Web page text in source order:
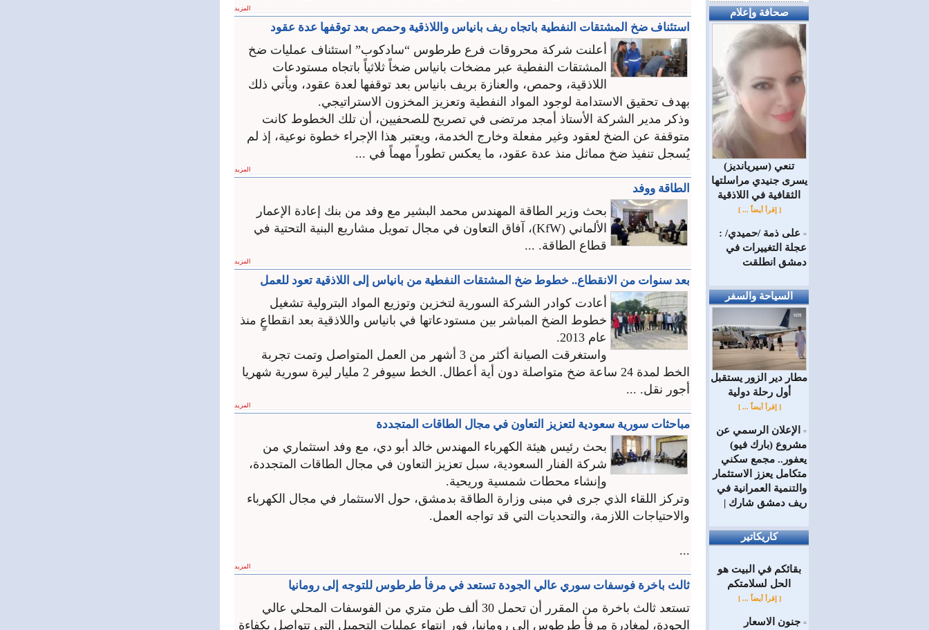
المزيد
استئناف ضخ المشتقات النفطية باتجاه ريف بانياس واللاذقية وحمص بعد توقفها عدة عقود
أعلنت شركة محروقات فرع طرطوس “سادكوب” استئناف عمليات ضخ
المشتقات النفطية عبر مضخات بانياس ضخاً ثلاثياً باتجاه مستودعات
اللاذقية، وحمص، والعنازة بريف بانياس بعد توقفها لعدة عقود، ويأتي ذلك
بهدف تحقيق الاستدامة لوجود المواد النفطية وتعزيز المخزون الاستراتيجي.
وذكر مدير الشركة الأستاذ أمجد مرتضى في تصريح للصحفيين، أن تلك الخطوط كانت
متوقفة عن الضخ لعقود وغير مفعلة وخارج الخدمة، ويعتبر هذا الإجراء خطوة نوعية، إذ لم
يُسجل تنفيذ ضخ مماثل منذ عدة عقود، ما يعكس تطوراً مهماً في ...
المزيد
الطاقة ووفد
بحث وزير الطاقة المهندس محمد البشير مع وفد من بنك إعادة الإعمار
الألماني (KfW)، آفاق التعاون في مجال تمويل مشاريع البنية التحتية في
قطاع الطاقة. ...
المزيد
بعد سنوات من الانقطاع.. خطوط ضخ المشتقات النفطية من بانياس إلى اللاذقية تعود للعمل
أعادت كوادر الشركة السورية لتخزين وتوزيع المواد البترولية تشغيل
خطوط الضخ المباشر بين مستودعاتها في بانياس واللاذقية بعد انقطاعٍ منذ
عام 2013.
واستغرقت الصيانة أكثر من 3 أشهر من العمل المتواصل وتمت تجربة
الخط لمدة 24 ساعة ضخ متواصلة دون أية أعطال. الخط سيوفر 2 مليار ليرة سورية شهريا
أجور نقل. ...
المزيد
مباحثات سورية سعودية لتعزيز التعاون في مجال الطاقات المتجددة
بحث رئيس هيئة الكهرباء المهندس خالد أبو دي، مع وفد استثماري من
‏شركة الفنار السعودية، سبل تعزيز التعاون في مجال الطاقات المتجددة،
وإنشاء محطات شمسية ‏وريحية.
وتركز اللقاء الذي جرى في مبنى وزارة ‏الطاقة بدمشق، حول الاستثمار في مجال الكهرباء
والاحتياجات اللازمة، والتحديات التي قد تواجه العمل.
...
المزيد
ثالث باخرة فوسفات سوري عالي الجودة تستعد في مرفأ طرطوس للتوجه إلى رومانيا
تستعد ثالث باخرة من المقرر أن تحمل 30 ألف طن متري من الفوسفات المحلي عالي
الجودة، لمغادرة مرفأ طرطوس إلى رومانيا، فور انتهاء عمليات التحميل التي تتواصل بكفاءة
صحافة وإعلام
(سيريانديز) تنعي
يسرى جنيدي مراسلتها
الثقافية في اللاذقية
[ إقرأ أيضاً ... ]
= على ذمة /حميدي/ :
عجلة التغييرات في
دمشق انطلقت
السياحة والسفر
مطار دير الزور يستقبل
أول رحلة دولية
[ إقرأ أيضاً ... ]
=
الإعلان الرسمي عن
مشروع (بارك فيو)
يعفور.. مجمع سكني
متكامل يعزز الاستثمار
والتنمية العمرانية في
ريف دمشق شارك |
كاريكاتير
بقائكم في البيت هو
الحل لسلامتكم
[ إقرأ أيضاً ... ]
= جنون الاسعار